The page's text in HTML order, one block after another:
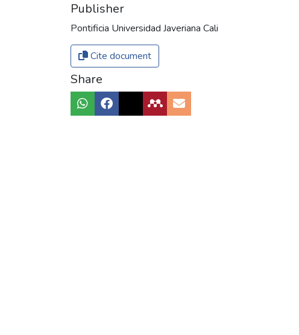
Publisher
Pontificia Universidad Javeriana Cali
Cite document
Share